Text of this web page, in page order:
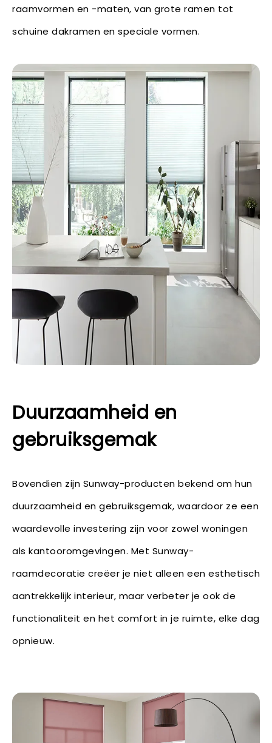
raamvormen en -maten, van grote ramen tot
schuine dakramen en speciale vormen.
Duurzaamheid en
gebruiksgemak
Bovendien zijn Sunway-producten bekend om hun
duurzaamheid en gebruiksgemak, waardoor ze een
waardevolle investering zijn voor zowel woningen
als kantooromgevingen. Met Sunway-
raamdecoratie creëer je niet alleen een esthetisch
aantrekkelijk interieur, maar verbeter je ook de
functionaliteit en het comfort in je ruimte, elke dag
opnieuw.